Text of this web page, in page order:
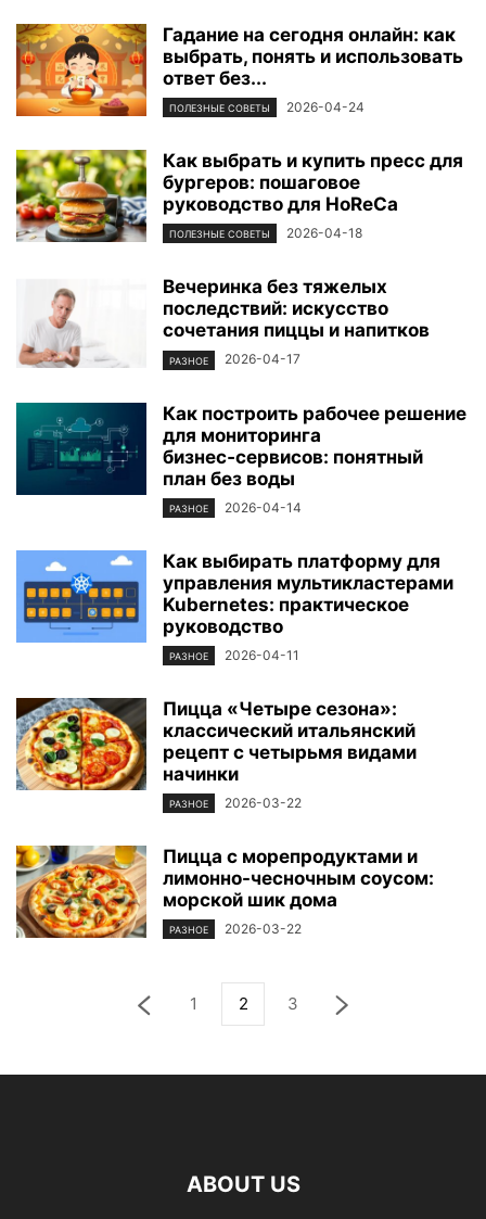
Гадание на сегодня онлайн: как
выбрать, понять и использовать
ответ без...
ПОЛЕЗНЫЕ СОВЕТЫ 2026-04-24
Как выбрать и купить пресс для
бургеров: пошаговое
руководство для HoReCa
ПОЛЕЗНЫЕ СОВЕТЫ 2026-04-18
Вечеринка без тяжелых
последствий: искусство
сочетания пиццы и напитков
РАЗНОЕ 2026-04-17
Как построить рабочее решение
для мониторинга
бизнес‑сервисов: понятный
план без воды
РАЗНОЕ 2026-04-14
Как выбирать платформу для
управления мультикластерами
Kubernetes: практическое
руководство
РАЗНОЕ 2026-04-11
Пицца «Четыре сезона»:
классический итальянский
рецепт с четырьмя видами
начинки
РАЗНОЕ 2026-03-22
Пицца с морепродуктами и
лимонно-чесночным соусом:
морской шик дома
РАЗНОЕ 2026-03-22
1 2 3
ABOUT US